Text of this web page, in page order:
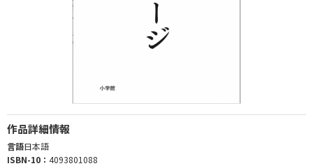
作品詳細情報
言語日本語
ISBN-10： 4093801088